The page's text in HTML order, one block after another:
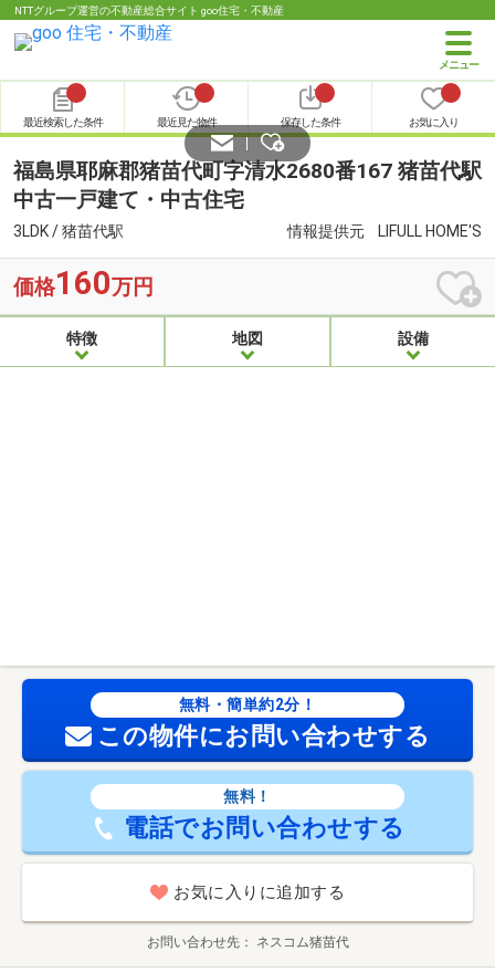
NTTグループ運営の不動産総合サイト goo住宅・不動産
最近検索した条件 最近見た物件 保存した条件 お気に入り
福島県耶麻郡猪苗代町字清水2680番167 猪苗代駅
中古一戸建て・中古住宅
3LDK / 猪苗代駅 情報提供元 LIFULL HOME'S
価格160万円
特徴 地図 設備
無料・簡単約2分！
この物件にお問い合わせする
無料！
電話でお問い合わせする
お気に入りに追加する
お問い合わせ先 ネスコム猪苗代